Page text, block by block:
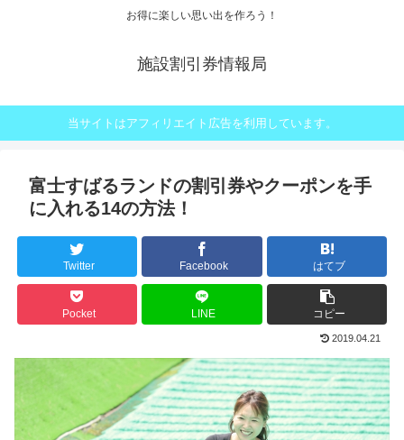
お得に楽しい思い出を作ろう！
施設割引券情報局
当サイトはアフィリエイト広告を利用しています。
富士すばるランドの割引券やクーポンを手
に入れる14の方法！
Twitter Facebook はてブ
Pocket LINE コピー
2019.04.21